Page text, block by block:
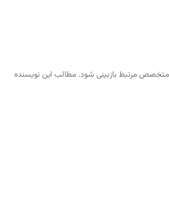
مرتبط بازبینی شود. مطالب این نویسنده